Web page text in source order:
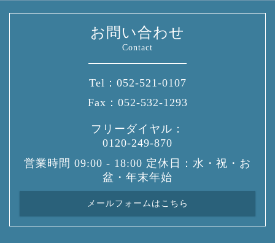
お問い合わせ
Contact
Tel： 052-521-0107
Fax： 052-532-1293
フリーダイヤル：
0120-249-870
営業時間 09:00 - 18:00 定休日：水・祝・お
盆・年末年始
メールフォームはこちら